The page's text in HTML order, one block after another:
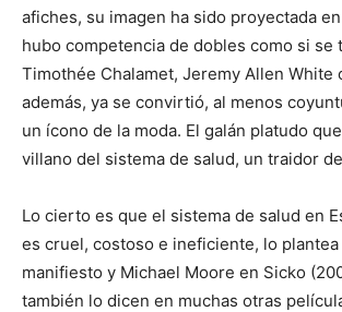
afiches, su imagen ha sido proyectada
hubo competencia de dobles como si se
Timothée Chalamet, Jeremy Allen White
además, ya se convirtió, al menos
un ícono de la moda. El galán platudo
villano del sistema de salud, un traidor
Lo cierto es que el sistema de salud en
es cruel, costoso e ineficiente, lo
manifiesto y Michael Moore en Sicko
también lo dicen en muchas otras